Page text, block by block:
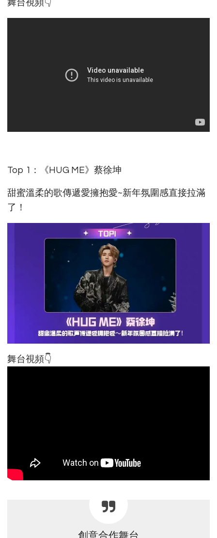
舞台視頻👇
Top 1：《HUG ME》蔡徐坤
甜蜜溫柔的歌傳遞愛擁抱愛~新年氛圍感直接拉滿
了！
舞台視頻👇
創意合作舞台